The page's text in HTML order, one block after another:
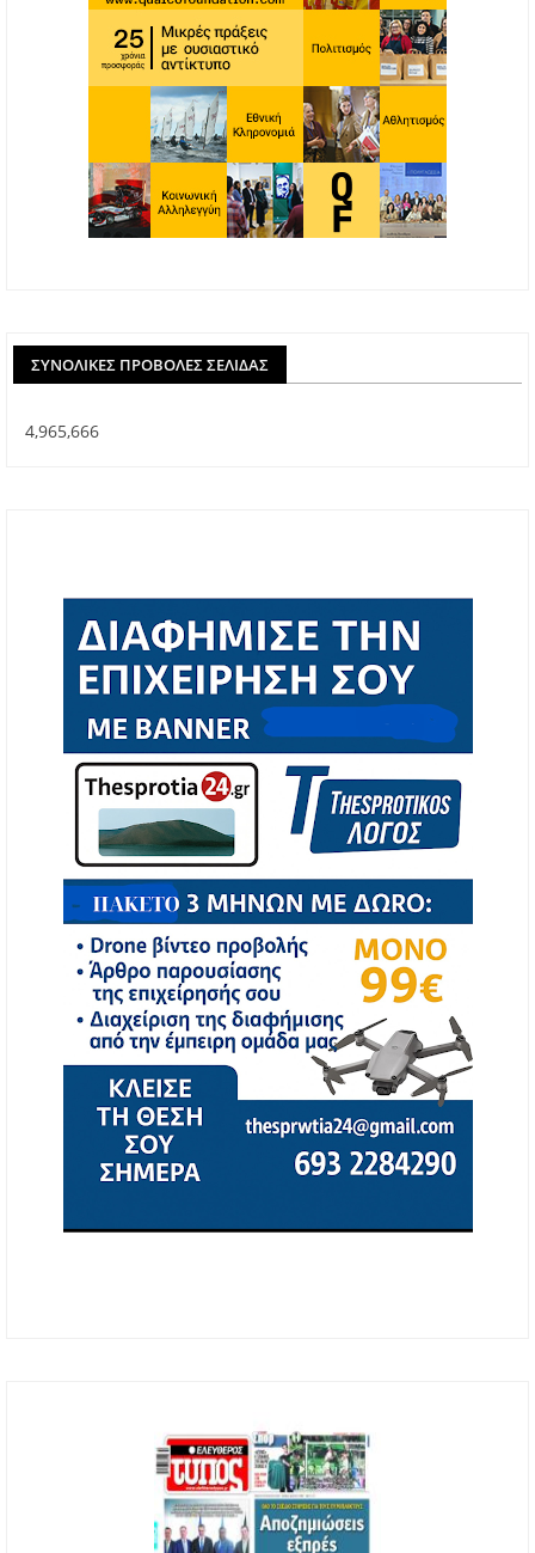
ΣΥΝΟΛΙΚΈΣ ΠΡΟΒΟΛΈΣ ΣΕΛΊΔΑΣ
4,965,666